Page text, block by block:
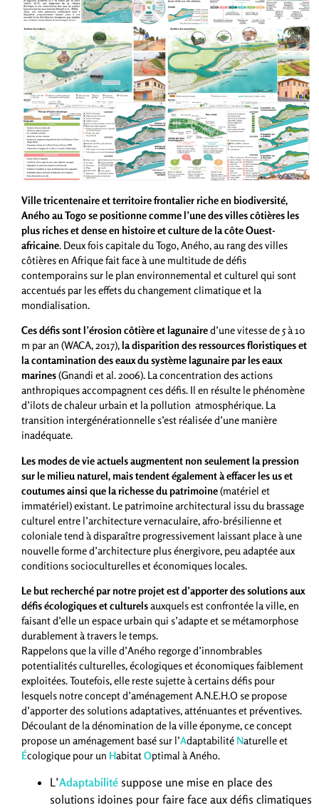
Ville tricentenaire et territoire frontalier riche en biodiversité,
Aného au Togo se positionne comme l’une des villes côtières les
plus riches et dense en histoire et culture de la côte Ouest-
africaine. Deux fois capitale du Togo, Aného, au rang des villes
côtières en Afrique fait face à une multitude de défis
contemporains sur le plan environnemental et culturel qui sont
accentués par les effets du changement climatique et la
mondialisation.
Ces défis sont l’érosion côtière et lagunaired’une vitesse de 5 à 10
m par an (WACA, 2017), la disparition des ressources floristiques et
la contamination des eaux du système lagunaire par les eaux
marines(Gnandi et al. 2006). La concentration des actions
anthropiques accompagnent ces défis. Il en résulte le phénomène
d’ilots de chaleur urbain et la pollution atmosphérique. La
transition intergénérationnelle s’est réalisée d’une manière
inadéquate.
Les modes de vie actuels augmentent non seulement la pression
sur le milieu naturel, mais tendent également à effacer les us et
coutumes ainsi que la richesse du patrimoine(matériel et
immatériel) existant. Le patrimoine architectural issu du brassage
culturel entre l’architecture vernaculaire, afro-brésilienne et
coloniale tend à disparaître progressivement laissant place à une
nouvelle forme d’architecture plus énergivore, peu adaptée aux
conditions socioculturelles et économiques locales.
Le but recherché par notre projet est d’apporter des solutions aux
défis écologiques et culturelsauxquels est confrontée la ville, en
faisant d’elle un espace urbain qui s’adapte et se métamorphose
durablement à travers le temps.
Rappelons que la ville d’Aného regorge d’innombrables
potentialités culturelles, écologiques et économiques faiblement
exploitées. Toutefois, elle reste sujette à certains défis pour
lesquels notre concept d’aménagement A.N.E.H.O se propose
d’apporter des solutions adaptatives, atténuantes et préventives.
Découlant de la dénomination de la ville éponyme, ce concept
propose un aménagement basé sur l’AdaptabilitéNaturelle et
Écologique pour un HabitatOptimal à Aného.
L’Adaptabilité suppose une mise en place des
solutions idoines pour faire face aux défis climatiques